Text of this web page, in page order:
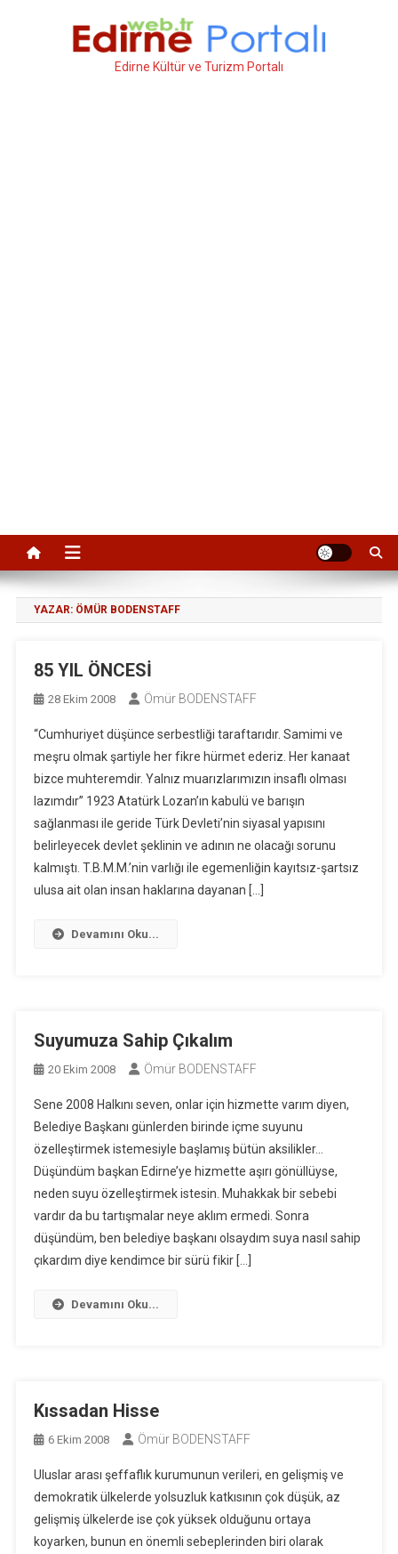
Edirne Kültür ve Turizm Portalı
YAZAR: ÖMÜR BODENSTAFF
85 YIL ÖNCESİ
28 Ekim 2008 Ömür BODENSTAFF
“Cumhuriyet düşünce serbestliği taraftarıdır. Samimi ve
meşru olmak şartiyle her fikre hürmet ederiz. Her kanaat
bizce muhteremdir. Yalnız muarızlarımızın insaflı olması
lazımdır” 1923 Atatürk Lozan’ın kabulü ve barışın
sağlanması ile geride Türk Devleti’nin siyasal yapısını
belirleyecek devlet şeklinin ve adının ne olacağı sorunu
kalmıştı. T.B.M.M.’nin varlığı ile egemenliğin kayıtsız-şartsız
ulusa ait olan insan haklarına dayanan […]
Devamını Oku...
Suyumuza Sahip Çıkalım
20 Ekim 2008 Ömür BODENSTAFF
Sene 2008 Halkını seven, onlar için hizmette varım diyen,
Belediye Başkanı günlerden birinde içme suyunu
özelleştirmek istemesiyle başlamış bütün aksilikler…
Düşündüm başkan Edirne’ye hizmette aşırı gönüllüyse,
neden suyu özelleştirmek istesin. Muhakkak bir sebebi
vardır da bu tartışmalar neye aklım ermedi. Sonra
düşündüm, ben belediye başkanı olsaydım suya nasıl sahip
çıkardım diye kendimce bir sürü fikir […]
Devamını Oku...
Kıssadan Hisse
6 Ekim 2008 Ömür BODENSTAFF
Uluslar arası şeffaflık kurumunun verileri, en gelişmiş ve
demokratik ülkelerde yolsuzluk katkısının çok düşük, az
gelişmiş ülkelerde ise çok yüksek olduğunu ortaya
koyarken, bunun en önemli sebeplerinden biri olarak